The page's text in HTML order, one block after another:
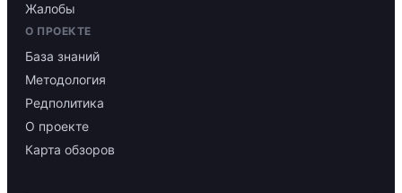
Жалобы
О ПРОЕКТЕ
База знаний
Методология
Редполитика
О проекте
Карта обзоров